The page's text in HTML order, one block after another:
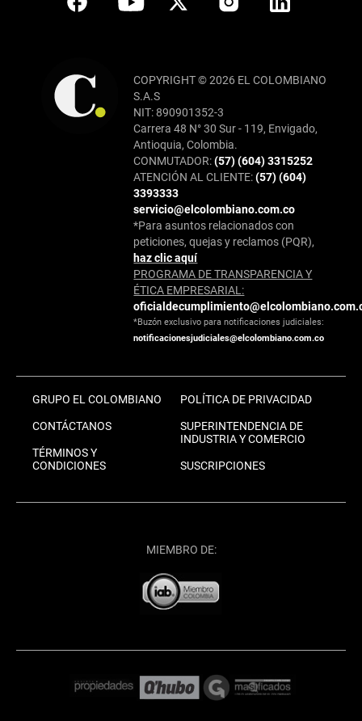
COPYRIGHT © 2026 EL COLOMBIANO
S.A.S
NIT: 890901352-3
Carrera 48 N° 30 Sur - 119, Envigado,
Antioquia, Colombia.
CONMUTADOR:(57) (604) 3315252
ATENCIÓN AL CLIENTE:(57) (604)
3393333
servicio@elcolombiano.com.co
*Para asuntos relacionados con
peticiones, quejas y reclamos (PQR),
haz clic aquí
PROGRAMA DE TRANSPARENCIA Y
ÉTICA EMPRESARIAL:
*Buzón exclusivo para notificaciones judiciales:
notificacionesjudiciales@elcolombiano.com.co
GRUPO EL COLOMBIANO
CONTÁCTANOS
TÉRMINOS Y
CONDICIONES
POLÍTICA DE PRIVACIDAD
SUPERINTENDENCIA DE
INDUSTRIA Y COMERCIO
SUSCRIPCIONES
MIEMBRO DE: